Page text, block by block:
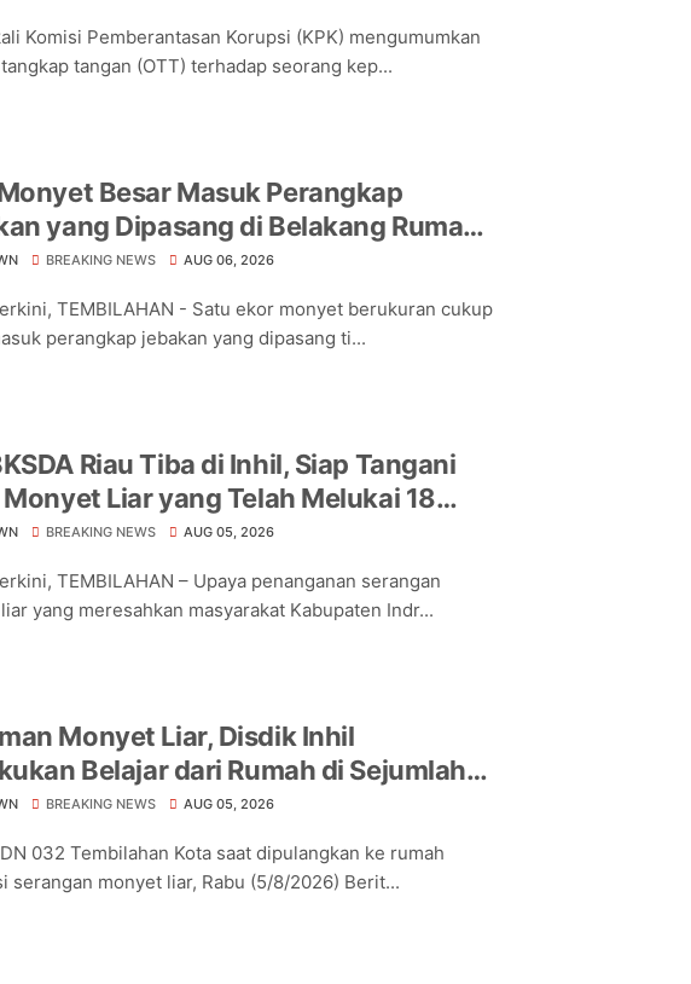
Komisi Pemberantasan Korupsi (KPK) mengumumkan
tangan (OTT) terhadap seorang kep...
Besar Masuk Perangkap
yang Dipasang di Belakang Rumah
Tampomas
BREAKING NEWS AUG 06, 2026
TEMBILAHAN - Satu ekor monyet berukuran cukup
perangkap jebakan yang dipasang ti...
Riau Tiba di Inhil, Siap Tangani
Liar yang Telah Melukai 18
BREAKING NEWS AUG 05, 2026
TEMBILAHAN – Upaya penanganan serangan
yang meresahkan masyarakat Kabupaten Indr...
Monyet Liar, Disdik Inhil
Belajar dari Rumah di Sejumlah
Tembilahan
BREAKING NEWS AUG 05, 2026
032 Tembilahan Kota saat dipulangkan ke rumah
serangan monyet liar, Rabu (5/8/2026) Berit...